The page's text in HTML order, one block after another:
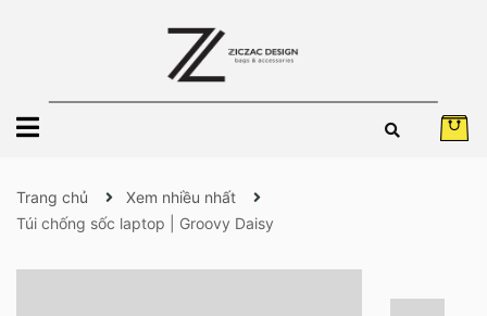
Trang chủ
Xem nhiều nhất
Túi chống sốc laptop | Groovy Daisy